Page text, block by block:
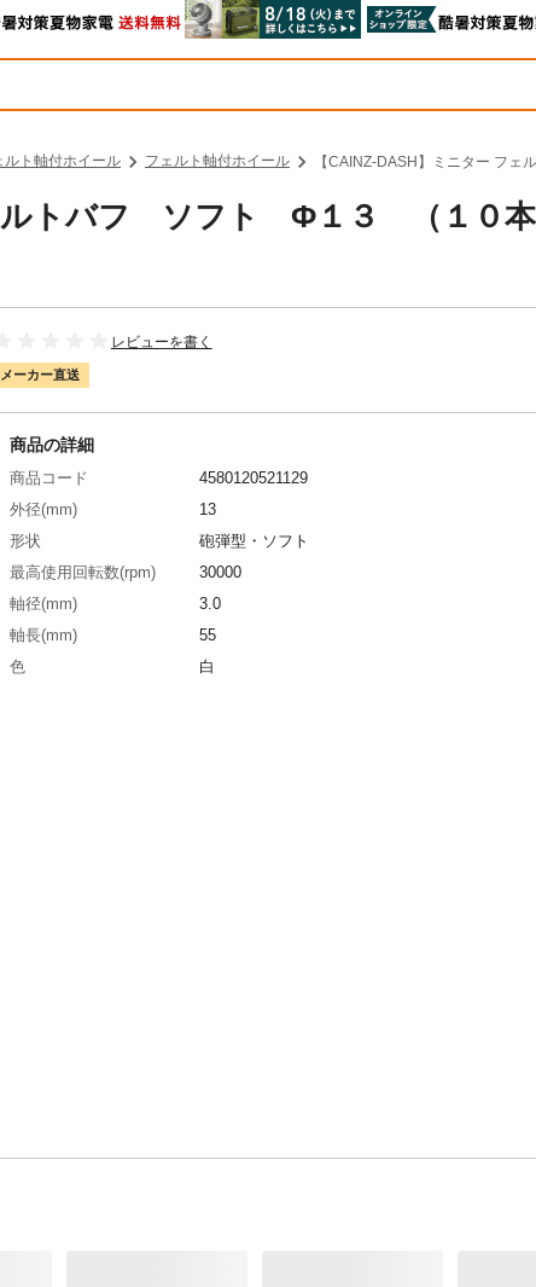
ルト軸付ホイール フェルト軸付ホイール 【CAINZ-DASH】ミニター フ
ルトバフ ソフト Φ１３ （１０本
レビューを書く
メーカー直送
商品の詳細
商品コード
4580120521129
外径(mm)
13
形状
砲弾型・ソフト
最高使用回転数(rpm)
30000
軸径(mm)
3.0
軸長(mm)
55
色
白